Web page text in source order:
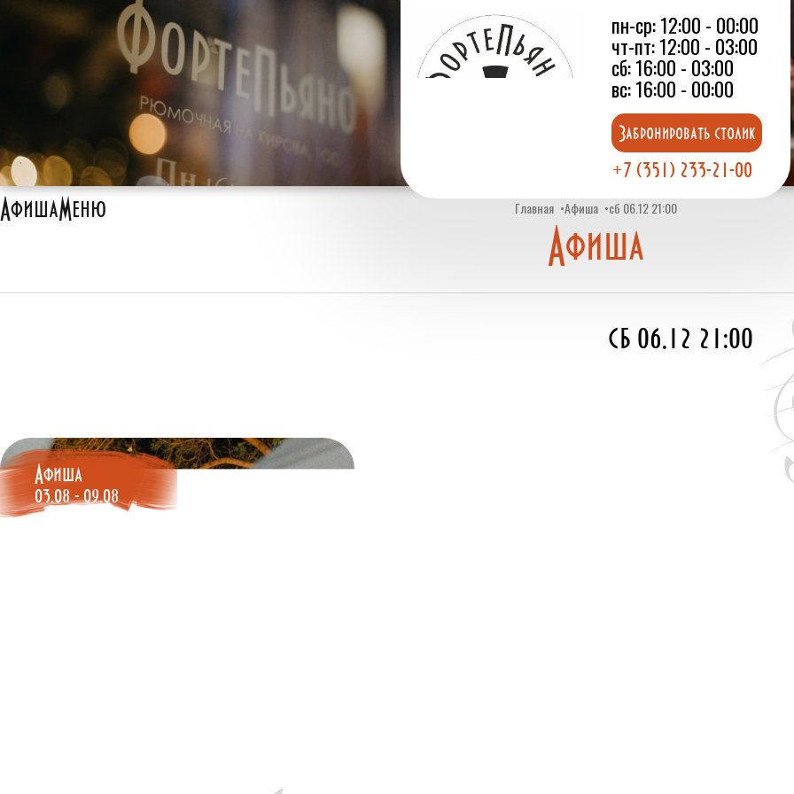
пн-ср: 12:00 - 00:00
чт-пт: 12:00 - 03:00
сб: 16:00 - 03:00
вс: 16:00 - 00:00
Забронировать столик
+7 (351) 233-21-00
АфишаМеню Главная Афиша сб 06.12 21:00
Афиша
сб 06.12 21:00
Афиша
03.08 - 09.08